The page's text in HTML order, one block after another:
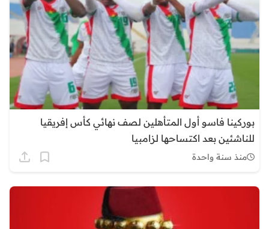
بوركينا فاسو أول المتأهلين لصف نهائي كأس إفريقيا
للناشئين بعد اكتساحها لزامبيا
منذ سنة واحدة